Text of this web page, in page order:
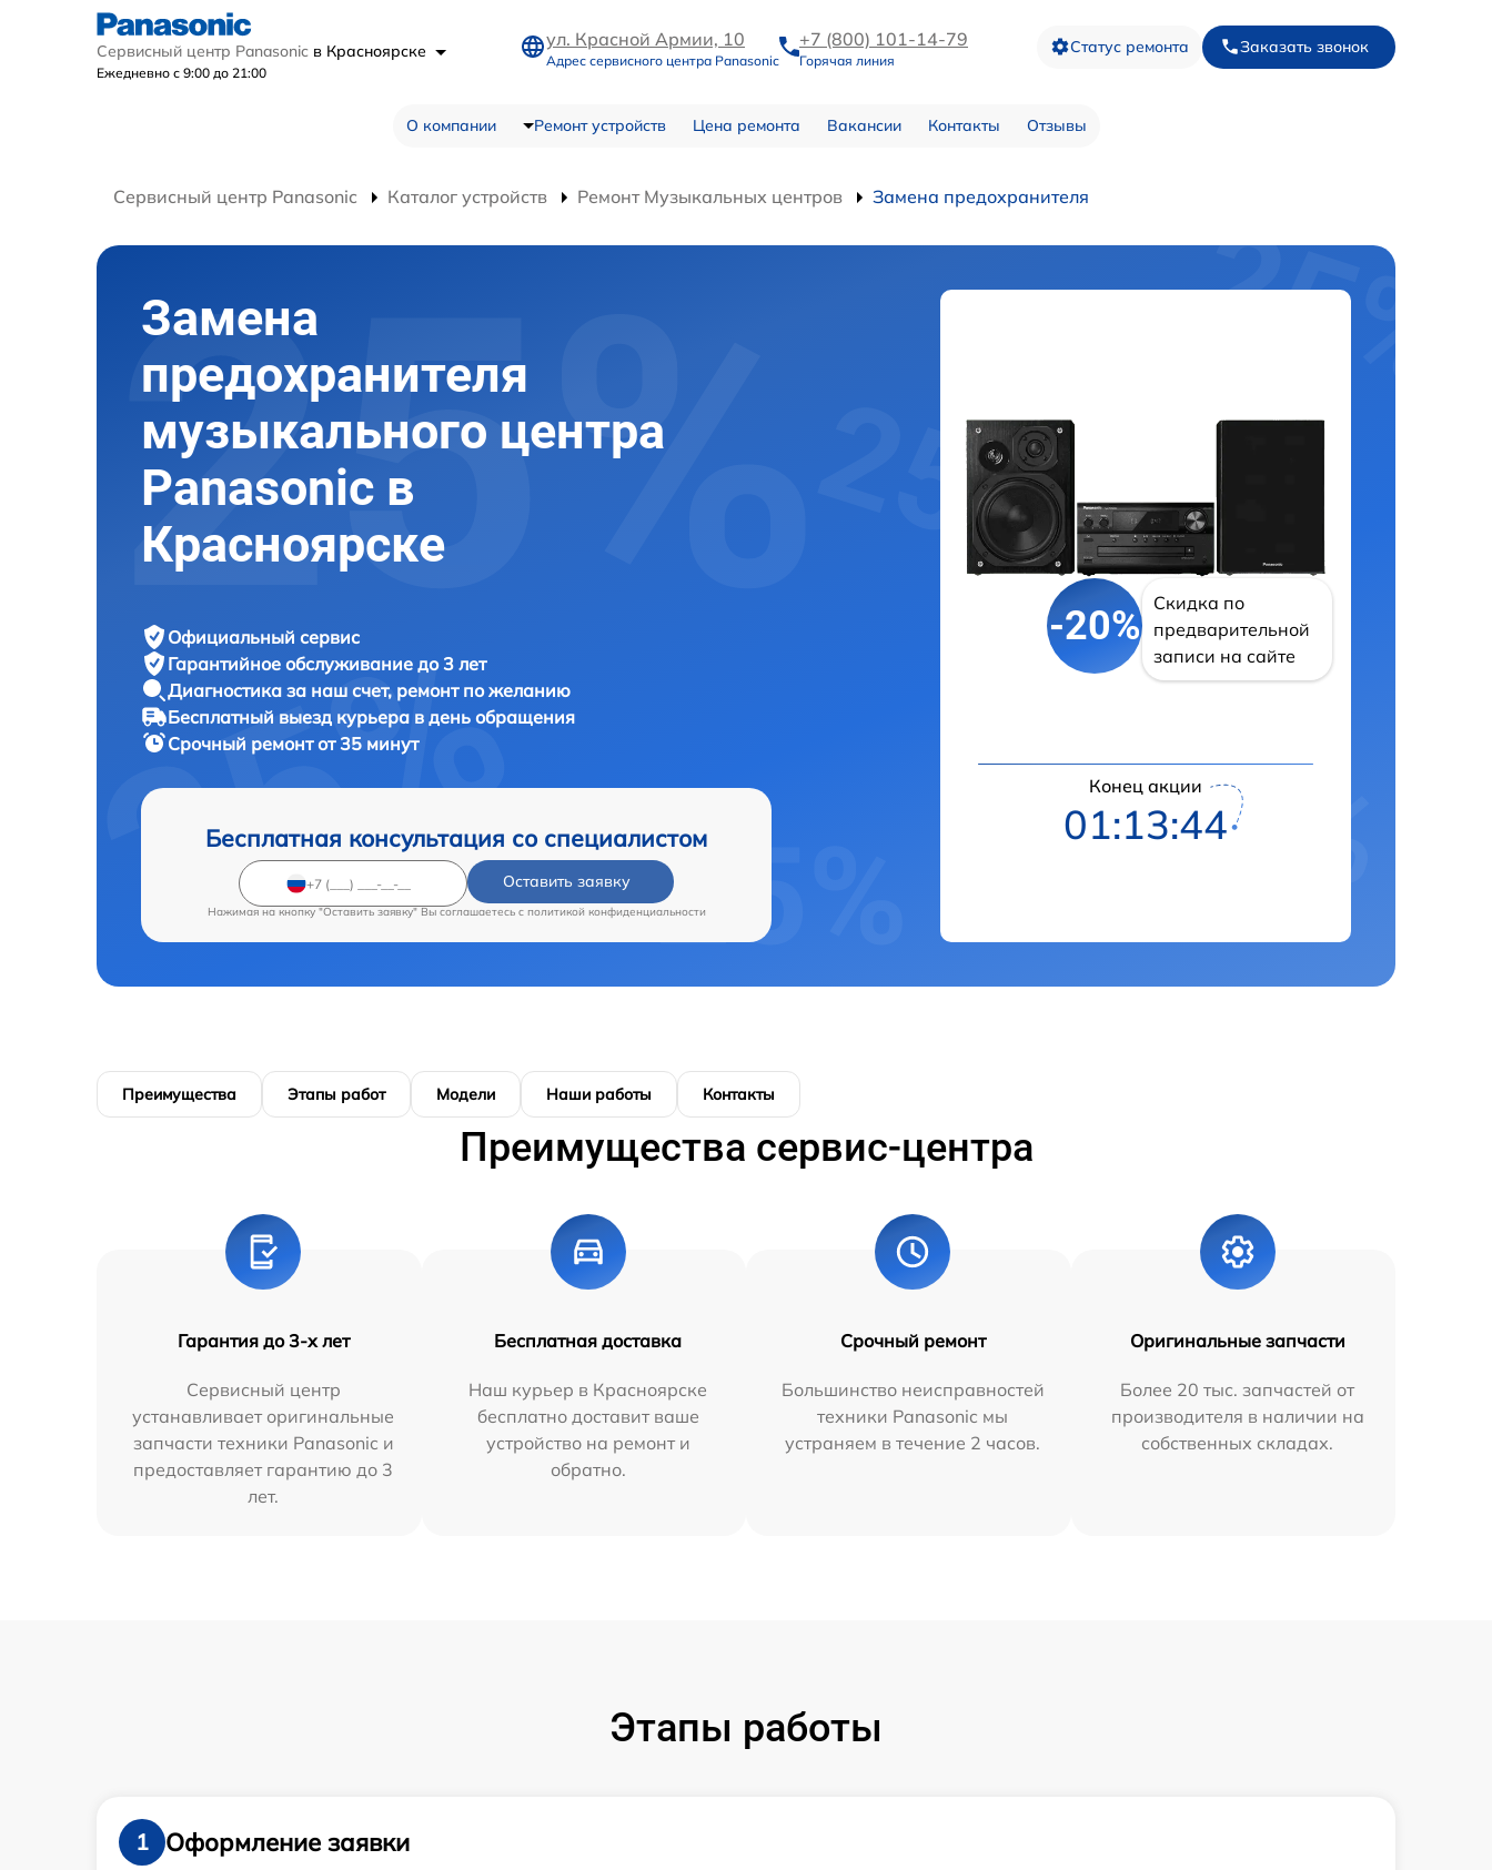
Сервисный центр Panasonic в Красноярске
Ежедневно с 9:00 до 21:00
ул. Красной Армии, 10
Адрес сервисного центра Panasonic
+7 (800) 101-14-79
Горячая линия
Статус ремонта Заказать звонок
О компании Ремонт устройств Цена ремонта Вакансии Контакты Отзывы
Сервисный центр Panasonic Каталог устройств Ремонт Музыкальных центров Замена предохранителя
Замена
предохранителя
музыкального центра
Panasonic в
Красноярске
Официальный сервис
Гарантийное обслуживание до 3 лет
Диагностика за наш счет, ремонт по желанию
Бесплатный выезд курьера в день обращения
Срочный ремонтот 35 минут
Бесплатная консультация со специалистом
Оставить заявку
Нажимая на кнопку "Оставить заявку" Вы соглашаетесь c политикой конфиденциальности
-20%
Скидка по
предварительной
записи на сайте
Конец акции
01:13:43
Преимущества Этапы работ Модели Наши работы Контакты
Преимущества сервис-центра
Гарантия до 3-х лет
Сервисный центр
устанавливает оригинальные
запчасти техники Panasonic и
предоставляет гарантию до 3
лет.
Бесплатная доставка
Наш курьер в Красноярске
бесплатно доставит ваше
устройство на ремонт и
обратно.
Срочный ремонт
Большинство неисправностей
техники Panasonic мы
устраняем в течение 2 часов.
Оригинальные запчасти
Более 20 тыс. запчастей от
производителя в наличии на
собственных складах.
Этапы работы
1
Оформление заявки